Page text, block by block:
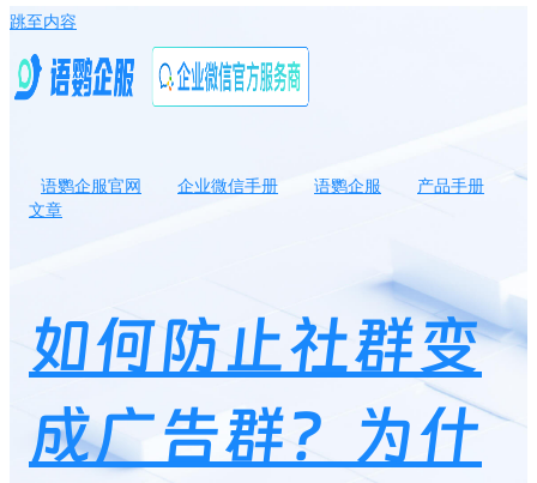
跳至内容
语鹦企服官网 企业微信手册 语鹦企服
产品手册
文章
如何防止社群变
成广告群？为什